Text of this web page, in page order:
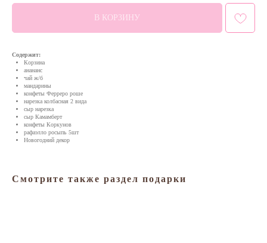
В КОРЗИНУ
Содержит:
Корзина
анананс
чай ж/б
мандарины
конфеты Ферреро роше
нарезка колбасная 2 вида
сыр нарезка
сыр Камамберт
конфеты Коркунов
рафаэлло росыпь 5шт
Новогодний декор
Смотрите также раздел подарки